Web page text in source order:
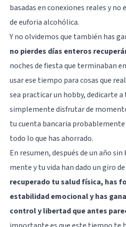
basadas en conexiones reales y
de euforia alcohólica.
Y no olvidemos que también has
no pierdes días enteros
noches de fiesta que terminaban
usar ese tiempo para cosas que
sea practicar un hobby, dedicarte
simplemente disfrutar de
tu cuenta bancaria
todo lo que has ahorrado.
En resumen, después de un año
mente y tu vida han dado un giro
recuperado tu salud física, has
estabilidad emocional y has
control y libertad que antes